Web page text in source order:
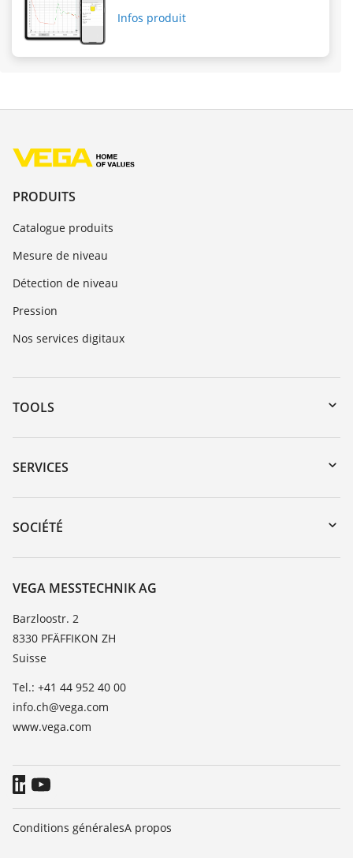
Infos produit
PRODUITS
Catalogue produits
Mesure de niveau
Détection de niveau
Pression
Nos services digitaux
TOOLS
Téléchargements
Recherche par numéro de série
DTM Collection/PACTware
SERVICES
Retour d'appareil
Formations
Liste de compatibilité chimique
TeamViewer
SOCIÉTÉ
À propos de VEGA
Contact
News
Presse
Blog
VEGA MESSTECHNIK AG
Barzloostr. 2
8330 PFÄFFIKON ZH
Suisse
Tel.: +41 44 952 40 00
info.ch@vega.com
www.vega.com
Conditions généralesA propos